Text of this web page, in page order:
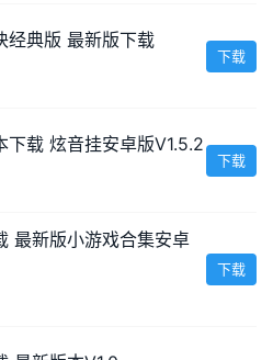
经典版 最新版下载
下载
下载 炫音挂安卓版V1.5.2
下载
最新版小游戏合集安卓
下载